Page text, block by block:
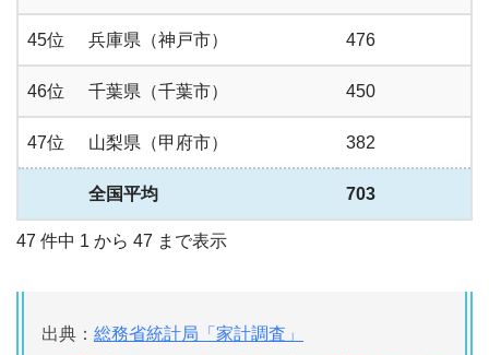
45位 兵庫県（神戸市） 476
46位 千葉県（千葉市） 450
47位 山梨県（甲府市） 382
全国平均 703
47 件中 1 から 47 まで表示
出典： 総務省統計局「家計調査」